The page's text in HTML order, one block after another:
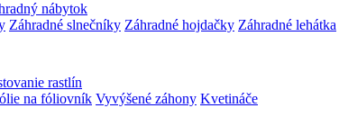
nábytok
Záhradné slnečníky Záhradné hojdačky Záhradné lehátka
rastlín
na fóliovník Vyvýšené záhony Kvetináče